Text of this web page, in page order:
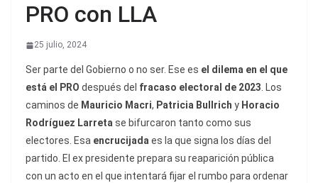
PRO con LLA
25 julio, 2024
Ser parte del Gobierno o no ser. Ese es el dilema en el que
está el PRO después del fracaso electoral de 2023. Los
caminos de Mauricio Macri, Patricia Bullrich y Horacio
Rodríguez Larretase bifurcaron tanto como sus
electores. Esa encrucijadaes la que signa los días del
partido. El ex presidente prepara su reaparición pública
con un acto en el que intentará fijar el rumbo para ordenar